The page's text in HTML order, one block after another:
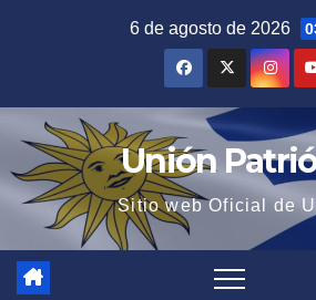
6 de agosto de 2026
Unión
Sitio web Oficial de